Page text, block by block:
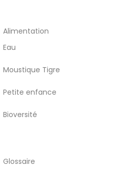
Alimentation
Eau
Moustique Tigre
Petite enfance
Bioversité
Glossaire